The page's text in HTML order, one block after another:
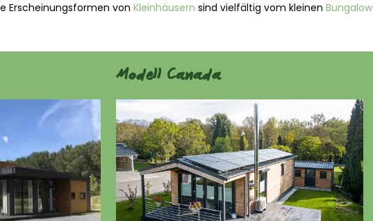
Erscheinungsformen vonKleinhäusern sind vielfältig vom kleinenBungalow
Modell Canada